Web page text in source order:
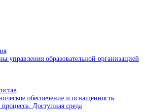
управления образовательной организацией
обеспечение и оснащенность
процесса. Доступная среда